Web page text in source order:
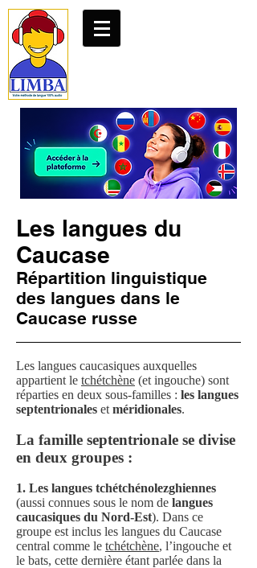
Les langues du
Caucase
Répartition linguistique
des langues dans le
Caucase russe
Les langues caucasiques auxquelles
appartient le tchétchène (et ingouche) sont
réparties en deux sous-familles : les langues
septentrionales et méridionales.
La famille septentrionale se divise
en deux groupes :
​1. Les langues tchétchénolezghiennes
(aussi connues sous le nom de langues
caucasiques du Nord-Est). Dans ce
groupe est inclus les langues du Caucase
central comme le tchétchène, l’ingouche et
le bats, cette dernière étant parlée dans la